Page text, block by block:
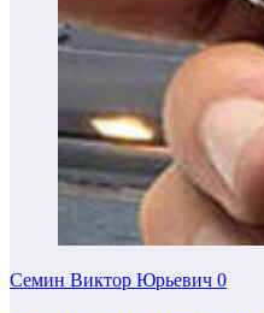
Семин Виктор Юрьевич 0